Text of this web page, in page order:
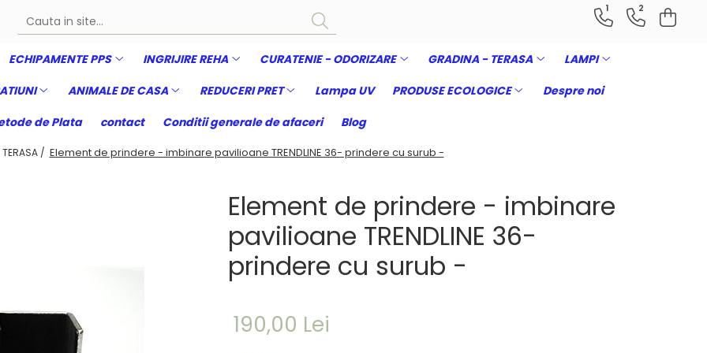
1 2
ECHIPAMENTE PPS INGRIJIRE REHA CURATENIE - ODORIZARE GRADINA - TERASA
LAMPI
ANIMALE DE CASA REDUCERI PRET Lampa UV PRODUSE ECOLOGICE
Despre noi
de Plata
contact Conditii generale de afaceri Blog
/ Element de prindere - imbinare pavilioane TRENDLINE 36- prindere cu surub -
Element de prindere - imbinare
pavilioane TRENDLINE 36-
prindere cu surub -
190,00 Lei